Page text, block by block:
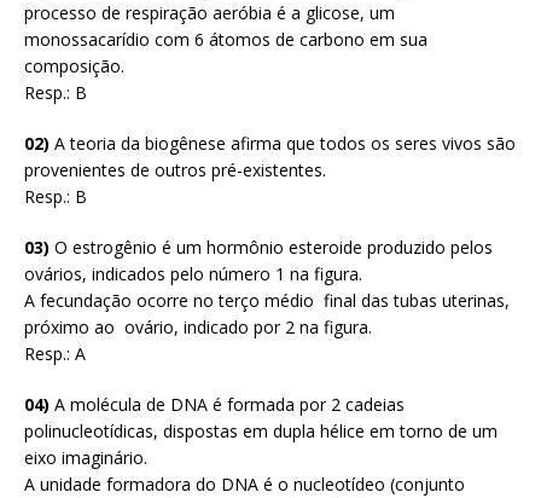
processo de respiração aeróbia é a glicose, um
monossacarídio com 6 átomos de carbono em sua
composição.
Resp.: B
02) A teoria da biogênese afirma que todos os seres vivos são
provenientes de outros pré-existentes.
Resp.: B
03) O estrogênio é um hormônio esteroide produzido pelos
ovários, indicados pelo número 1 na figura.
A fecundação ocorre no terço médio final das tubas uterinas,
próximo ao ovário, indicado por 2 na figura.
Resp.: A
04) A molécula de DNA é formada por 2 cadeias
polinucleotídicas, dispostas em dupla hélice em torno de um
eixo imaginário.
A unidade formadora do DNA é o nucleotídeo (conjunto